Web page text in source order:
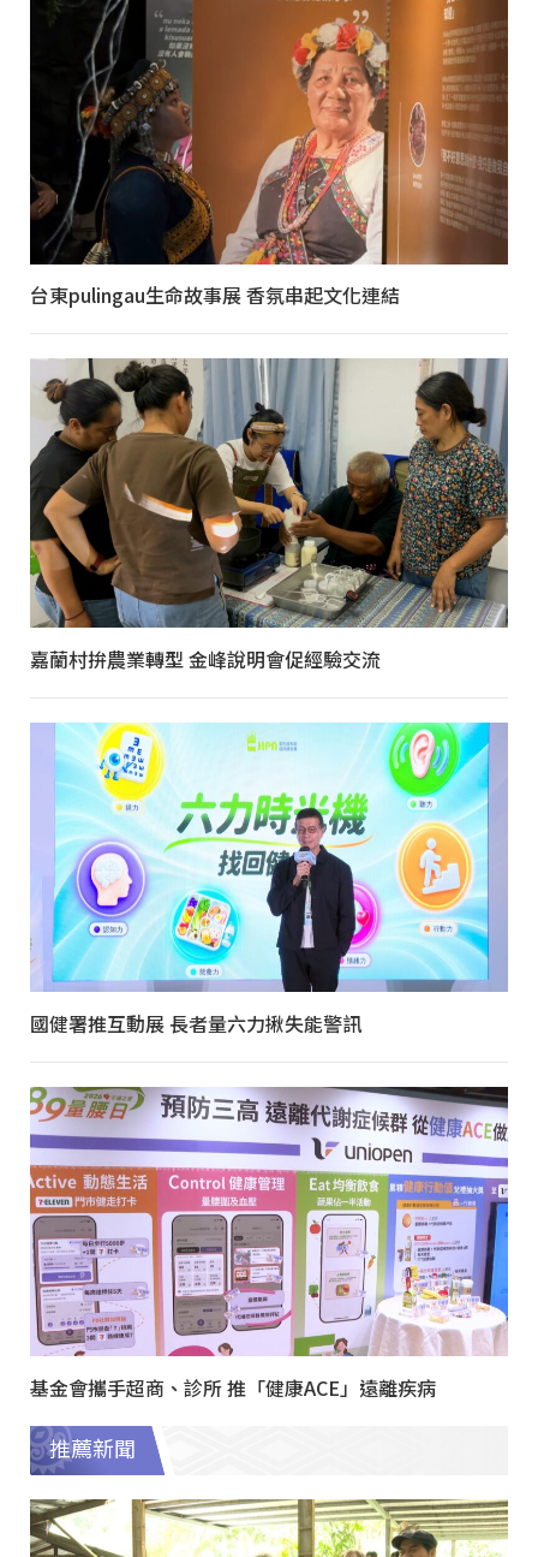
台東pulingau生命故事展 香氛串起文化連結
嘉蘭村拚農業轉型 金峰說明會促經驗交流
國健署推互動展 長者量六力揪失能警訊
基金會攜手超商、診所 推「健康ACE」遠離疾病
推薦新聞